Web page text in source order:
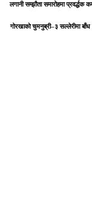
लगानी सम्झौता समारोहमा
गोरखाको चुमनुब्री–३ सल्लेरीमा बाँध